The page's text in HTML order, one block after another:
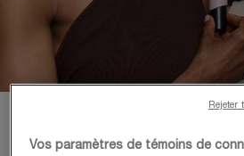
Vos paramètres de témoins de
Rejeter